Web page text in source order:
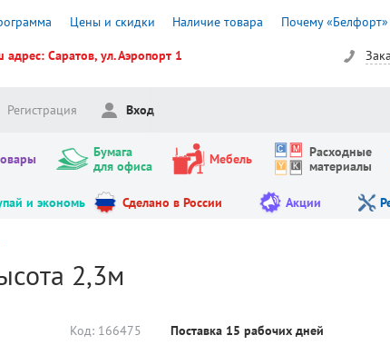
Цены и скидки Наличие товара Почему «Белфорт»
адрес: Саратов, ул. Аэропорт 1
Регистрация Вход
Бумага
для офиса
Мебель
Расходные
материалы
и экономь Сделано в России Акции
2,3м
Код: 166475 Поставка 15 рабочих дней